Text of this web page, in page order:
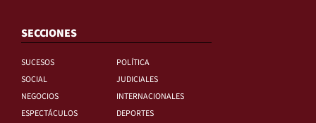
SECCIONES
SUCESOS
POLÍTICA
SOCIAL
JUDICIALES
NEGOCIOS
INTERNACIONALES
ESPECTÁCULOS
DEPORTES